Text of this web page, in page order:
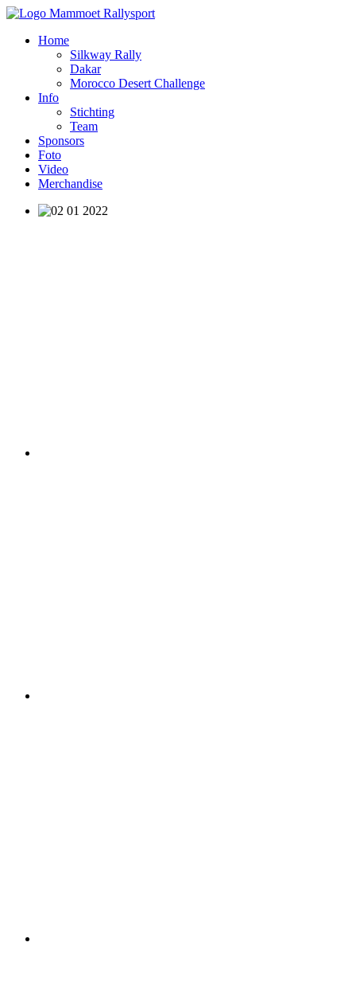
Home
Silkway Rally
Dakar
Morocco Desert Challenge
Info
Stichting
Team
Sponsors
Foto
Video
Merchandise